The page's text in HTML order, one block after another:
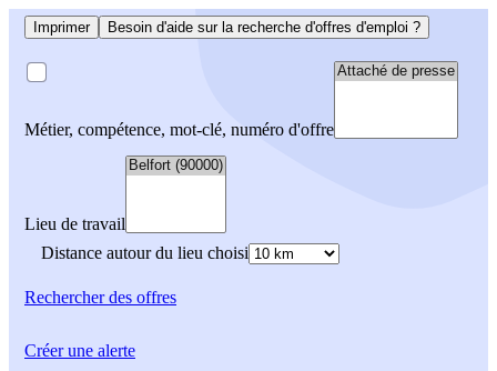
Imprimer Besoin d'aide sur la recherche d'offres d'emploi ?
Métier, compétence, mot-clé, numéro d'offre
Lieu de travail
Distance autour du lieu choisi
Rechercherdes offres
Créer une alerte